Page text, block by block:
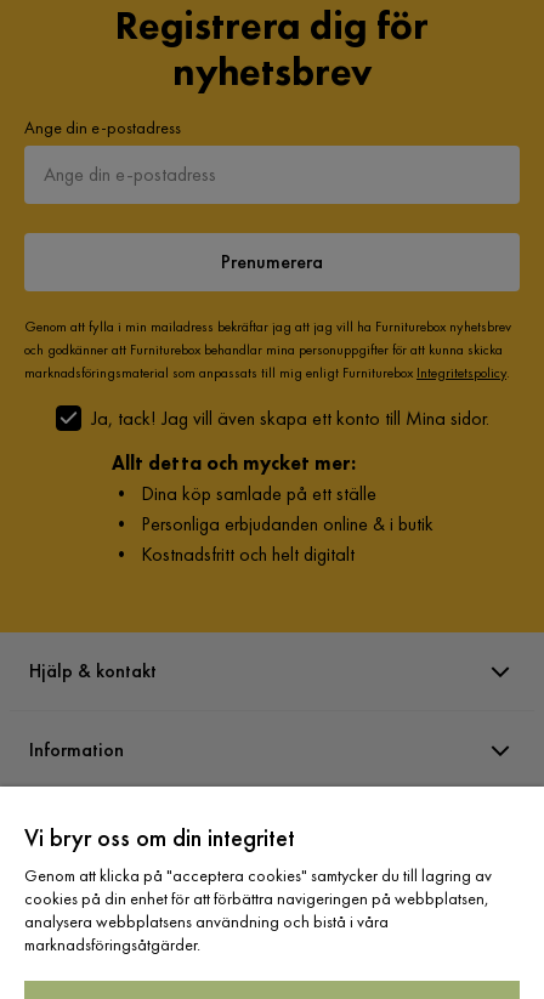
Registrera dig för
nyhetsbrev
Ange din e-postadress
Prenumerera
Genom att fylla i min mailadress bekräftar jag att jag vill ha Furniturebox nyhetsbrev
och godkänner att Furniturebox behandlar mina personuppgifter för att kunna skicka
marknadsföringsmaterial som anpassats till mig enligt Furniturebox Integritetspolicy.
Ja, tack! Jag vill även skapa ett konto till Mina sidor.
Allt detta och mycket mer:
• Dina köp samlade på ett ställe
• Personliga erbjudanden online & i butik
• Kostnadsfritt och helt digitalt
Hjälp & kontakt
Information
Varumärken
Sortiment
Vi bryr oss om din integritet
Genom att klicka på "acceptera cookies" samtycker du till lagring av
cookies på din enhet för att förbättra navigeringen på webbplatsen,
analysera webbplatsens användning och bistå i våra
marknadsföringsåtgärder.